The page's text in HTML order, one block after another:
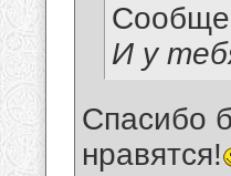
И у
Спасибо
нравятся!